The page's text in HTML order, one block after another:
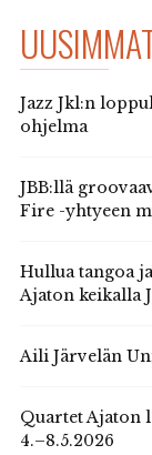
Jazz Jkl:n
ohjelma
JBB:llä
Fire -yhtyeen
Hullua tangoa
Ajaton keikalla
Aili Järvelän
Quartet Ajaton
4.–8.5.2026